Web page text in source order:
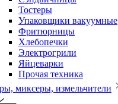
Тостеры
Упаковщики вакуумные
Фритюрницы
Хлебопечки
Электрогрили
Яйцеварки
Прочая техника
миксеры, измельчители